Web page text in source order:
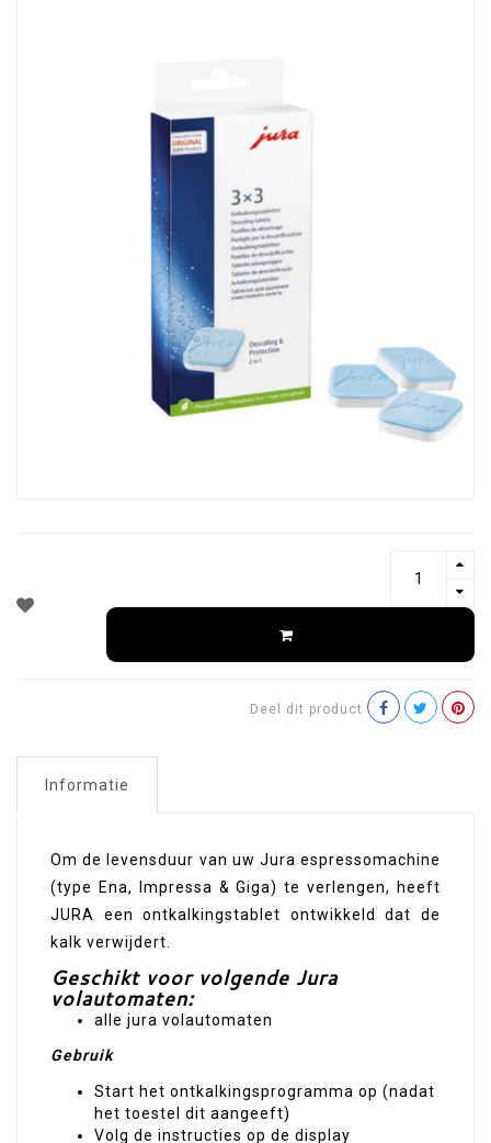
Deel dit product
Informatie
Om de levensduur van uw Jura espressomachine
(type Ena, Impressa & Giga) te verlengen, heeft
JURA een ontkalkingstablet ontwikkeld dat de
kalk verwijdert.
Geschikt voor volgende Jura
volautomaten:
alle jura volautomaten
Gebruik
Start het ontkalkingsprogramma op (nadat
het toestel dit aangeeft)
Volg de instructies op de display